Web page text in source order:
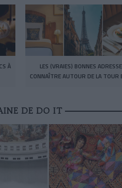
À
LES (VRAIES) BONNES
CONNAÎTRE AUTOUR DE LA TOUR
DE DO IT